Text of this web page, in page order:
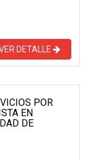
DETALLE
POR
EN
DE